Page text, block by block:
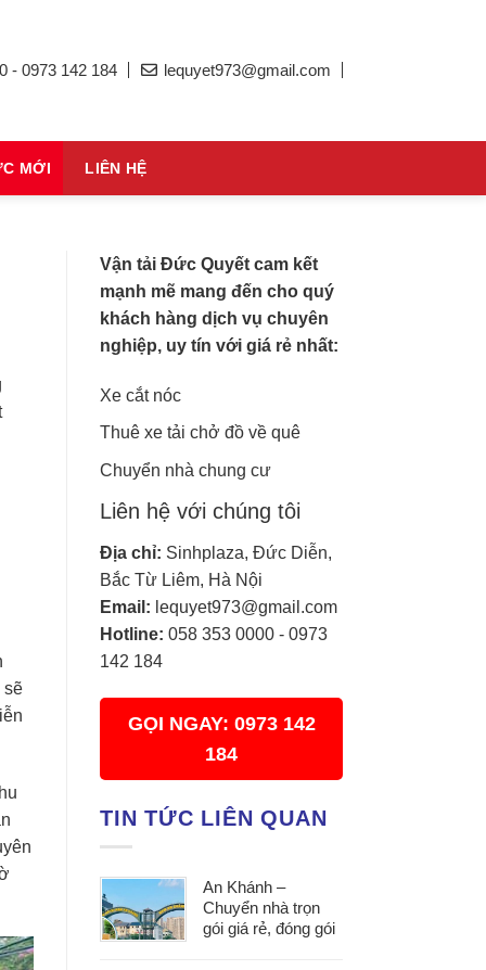
- 0973 142 184 lequyet973@gmail.com
MỚI LIÊN HỆ
sẽ
Vận tải Đức Quyết cam kết
mạnh mẽ mang đến cho quý
khách hàng dịch vụ chuyên
nghiệp, uy tín với giá rẻ nhất:
Xe cắt nóc
Thuê xe tải chở đồ về quê
Chuyển nhà chung cư
Liên hệ với chúng tôi
Địa chỉ: Sinhplaza, Đức Diễn,
Bắc Từ Liêm, Hà Nội
Email: lequyet973@gmail.com
Hotline: 058 353 0000 - 0973
142 184
GỌI NGAY: 0973 142
184
TIN TỨC LIÊN QUAN
An Khánh –
Chuyển nhà trọn
gói giá rẻ, đóng gói